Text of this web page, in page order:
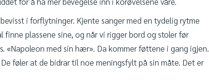
i forflytninger. Kjente sanger med en tydelig rytme
finne plassene sine, og når vi rigger bord og stoler før
«Napoleon med sin hær». Da kommer føttene i gang igjen.
føler at de bidrar til noe meningsfylt på sin måte. Det er